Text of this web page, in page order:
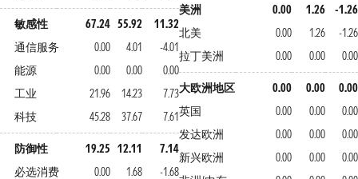
敏感性 67.24 55.92
11.32
通信服务
0.00 4.01
-4.01
能源
0.00 0.00
0.00
工业
21.96 14.23
7.73
科技
45.28 37.67 7.61
防御性 19.25 12.11
7.14
必选消费
0.00 1.68
-1.68
美洲 0.00 1.26
-1.26
北美
0.00 1.26
-1.26
拉丁美洲
0.00 0.00 0.00
大欧洲地区 0.00 0.00
0.00
英国
0.00 0.00
0.00
发达欧洲
0.00 0.00
0.00
新兴欧洲
0.00 0.00
0.00